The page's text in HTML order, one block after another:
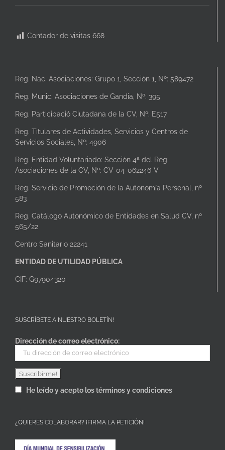
Contador de visitas 668
Reg. Nac. Asociaciones: Grupo 1, Sección 1, Nº: 589472
Reg. Munic. Asociaciones de Gandia, Nº: 395
Reg. Participació Ciutadana de la CV, Nº: E517
Reg. Titulares de Actividades, Servicios y Centros de
Servicios Sociales, Nº: 4906
Reg. Entidad Voluntariado: Sección 4ª del Reg.
Asociaciones de la CV, Nº: CV-04-062246-V
Reg. Servicio de Promoción de la Autonomía Personal, nº
583
Reg. Catálogo Autonómico de Entidades en Salud CV, nº
565/22
Centro Sanitario 22241
ENTIDAD DE UTILIDAD PÚBLICA
CIF: G97904320
SUSCRÍBETE A NUESTRO BOLETÍN!
Dirección de correo electrónico:
He leído y acepto los términos y condiciones
¿QUIERES COLABORAR? ¡FIRMA LA PETICIÓN!